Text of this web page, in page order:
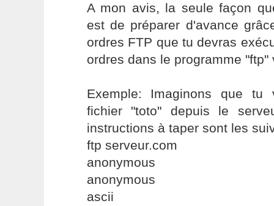
A mon avis, la seule façon
est de préparer d'avance
ordres FTP que tu devras
ordres dans le programme "ftp"
Exemple: Imaginons que tu
fichier "toto" depuis le
instructions à taper sont les
ftp serveur.com
anonymous
anonymous
ascii